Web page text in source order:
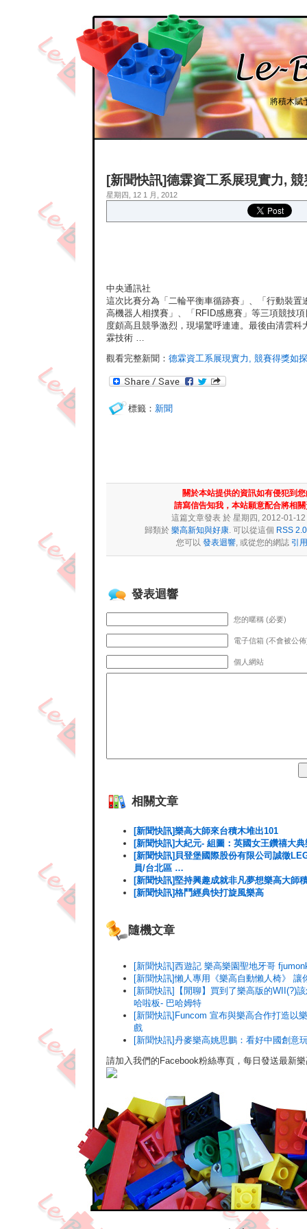
將積木賦
[新聞快訊]德霖資工系展現實力,
星期四, 12 1 月, 2012
中央通訊社
這次比賽分為「二輪平衡車循跡賽」、「行動裝置
高機器人相撲賽」、「RFID感應賽」等三項競技
度頗高且競爭激烈，現場驚呼連連。最後由清雲科
霖技術 …
觀看完整新聞： 德霖資工系展現實力, 競賽得獎如
標籤： 新聞
關於本站提供的資訊如有侵犯到
請寫信告知我，本站願意配合將相
這篇文章發表 於 星期四, 2012-01-
歸類於 樂高新知與好康. 可以從這個 RSS 2.0
您可以 發表迴響, 或從您的網誌 引用
發表迴響
您的暱稱 (必要)
電子信箱 (不會被公
個人網站
相關文章
[新聞快訊]樂高大師來台積木堆出101
[新聞快訊]大紀元- 組圖：英國女王鑽禧大
[新聞快訊]貝登堡國際股份有限公司誠徵
員/台北區 …
[新聞快訊]堅持興趣成就非凡夢想樂高大師
[新聞快訊]格鬥經典快打旋風樂高
隨機文章
[新聞快訊]西遊記 樂高樂園聖地牙哥
[新聞快訊]懶人專用《樂高自動懶人椅》 讓
[新聞快訊]【閒聊】買到了樂高版的WII(?)
哈啦板- 巴哈姆特
[新聞快訊]Funcom 宣布與樂高合作打造以
戲
[新聞快訊]丹麥樂高姚思鵬：看好中國創意
請加入我們的Facebook粉絲專頁，每日發送最新